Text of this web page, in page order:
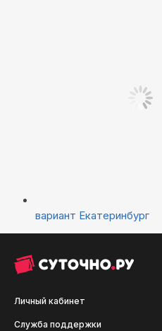
вариант Екатеринбург
Личный кабинет
Служба поддержки